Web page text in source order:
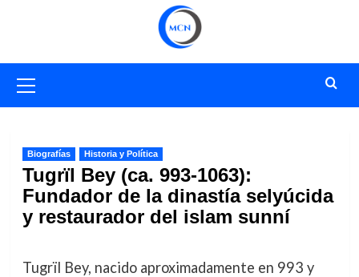
primario
Biografías Historia y Política
Tugrïl Bey (ca. 993-1063):
Fundador de la dinastía selyúcida
y restaurador del islam sunní
Tugrïl Bey, nacido aproximadamente en 993 y